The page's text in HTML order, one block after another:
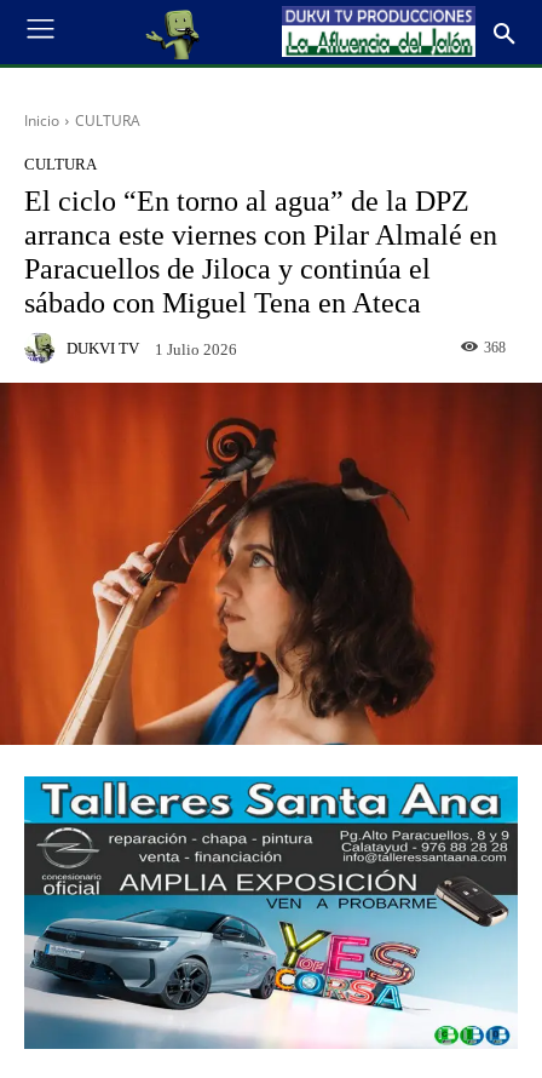
Inicio CULTURA
CULTURA
El ciclo “En torno al agua” de la DPZ
arranca este viernes con Pilar Almalé en
Paracuellos de Jiloca y continúa el
sábado con Miguel Tena en Ateca
DUKVI TV 1 Julio 2026 368